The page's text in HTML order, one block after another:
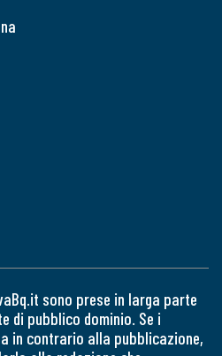
sono prese in larga parte
di pubblico dominio. Se i
in contrario alla pubblicazione,